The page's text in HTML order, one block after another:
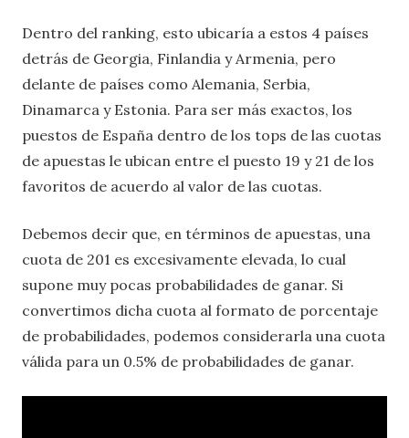
Dentro del ranking, esto ubicaría a estos 4 países
detrás de Georgia, Finlandia y Armenia, pero
delante de países como Alemania, Serbia,
Dinamarca y Estonia. Para ser más exactos, los
puestos de España dentro de los tops de las cuotas
de apuestas le ubican entre el puesto 19 y 21 de los
favoritos de acuerdo al valor de las cuotas.
Debemos decir que, en términos de apuestas, una
cuota de 201 es excesivamente elevada, lo cual
supone muy pocas probabilidades de ganar. Si
convertimos dicha cuota al formato de porcentaje
de probabilidades, podemos considerarla una cuota
válida para un 0.5% de probabilidades de ganar.